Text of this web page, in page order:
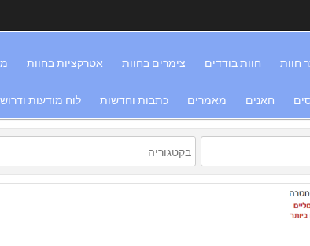
חוות חוות בודדים צימרים בחוות אטרקציות בחוות
חאנים מאמרים כתבות וחדשות לוח מודעות